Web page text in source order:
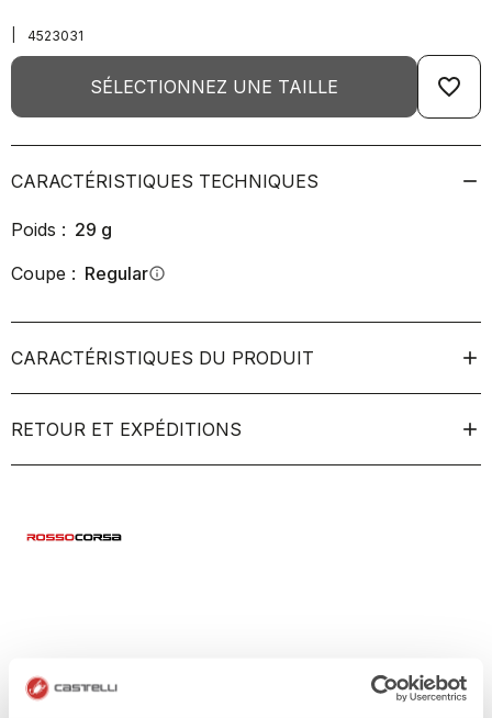
4523031
SÉLECTIONNEZ UNE TAILLE favorite_border
CARACTÉRISTIQUES TECHNIQUES
Poids : 29 g
Coupe : Regularinfo
CARACTÉRISTIQUES DU PRODUIT
RETOUR ET EXPÉDITIONS